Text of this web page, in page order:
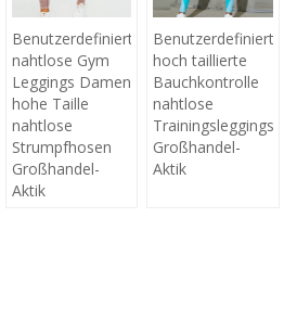
Benutzerdefinierte
nahtlose Gym
Leggings Damen
hohe Taille
nahtlose
Strumpfhosen
Großhandel-
Aktik
Benutzerdefinierte
hoch taillierte
Bauchkontrolle
nahtlose
Trainingsleggings
Großhandel-
Aktik